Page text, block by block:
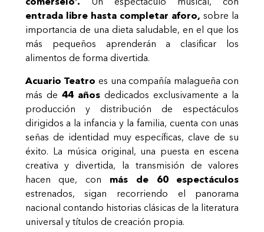
entrada libre hasta completar aforo, sobre la
importancia de una dieta saludable, en el que los
más pequeños aprenderán a clasificar los
alimentos de forma divertida.
Acuario Teatro es una compañía malagueña con
más de 44 añosdedicados exclusivamente a la
producción y distribución de espectáculos
dirigidos a la infancia y la familia, cuenta con unas
señas de identidad muy específicas, clave de su
éxito. La música original, una puesta en escena
creativa y divertida, la transmisión de valores
hacen que, con más de 60 espectáculos
estrenados, sigan recorriendo el panorama
nacional contando historias clásicas de la literatura
universal y títulos de creación propia.